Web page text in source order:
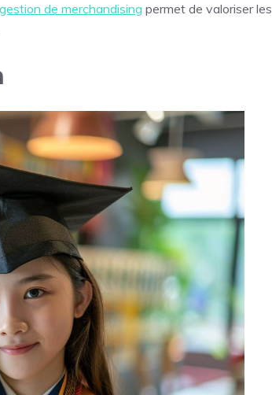
gestion de merchandising permet de valoriser les